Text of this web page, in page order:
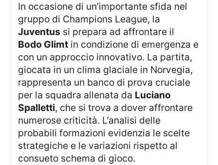
In occasione di un’importante sfida nel
gruppo di Champions League, la
Juventus si prepara ad affrontare il
Bodo Glimt in condizione di emergenza e
con un approccio innovativo. La partita,
giocata in un clima glaciale in Norvegia,
rappresenta un banco di prova cruciale
per la squadra allenata da Luciano
Spalletti, che si trova a dover affrontare
numerose criticità. L’analisi delle
probabili formazioni evidenzia le scelte
strategiche e le variazioni rispetto al
consueto schema di gioco.